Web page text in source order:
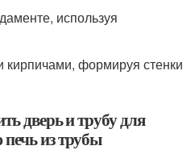
используя
кирпичами, формируя стенки
дверь и трубу для
из трубы